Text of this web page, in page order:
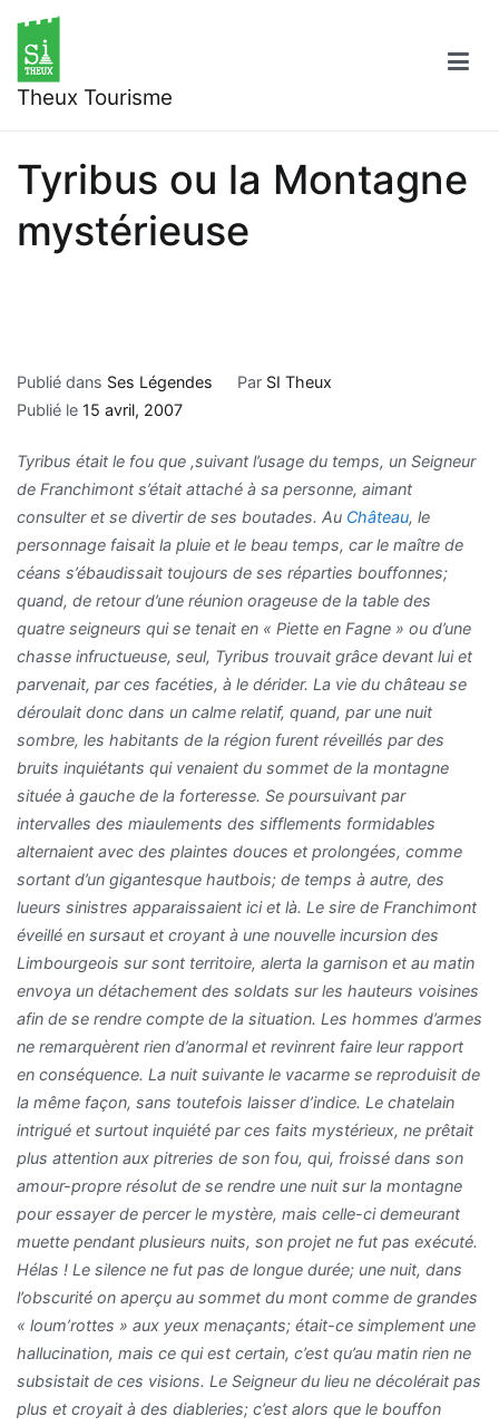
contenu
Theux Tourisme
Tyribus ou la Montagne
mystérieuse
Publié dans Ses Légendes Par SI Theux
Publié le 15 avril, 2007
Tyribus était le fou que ,suivant l’usage du temps, un Seigneur
de Franchimont s’était attaché à sa personne, aimant
consulter et se divertir de ses boutades. Au Château, le
personnage faisait la pluie et le beau temps, car le maître de
céans s’ébaudissait toujours de ses réparties bouffonnes;
quand, de retour d’une réunion orageuse de la table des
quatre seigneurs qui se tenait en « Piette en Fagne » ou d’une
chasse infructueuse, seul, Tyribus trouvait grâce devant lui et
parvenait, par ces facéties, à le dérider. La vie du château se
déroulait donc dans un calme relatif, quand, par une nuit
sombre, les habitants de la région furent réveillés par des
bruits inquiétants qui venaient du sommet de la montagne
située à gauche de la forteresse. Se poursuivant par
intervalles des miaulements des sifflements formidables
alternaient avec des plaintes douces et prolongées, comme
sortant d’un gigantesque hautbois; de temps à autre, des
lueurs sinistres apparaissaient ici et là. Le sire de Franchimont
éveillé en sursaut et croyant à une nouvelle incursion des
Limbourgeois sur sont territoire, alerta la garnison et au matin
envoya un détachement des soldats sur les hauteurs voisines
afin de se rendre compte de la situation. Les hommes d’armes
ne remarquèrent rien d’anormal et revinrent faire leur rapport
en conséquence. La nuit suivante le vacarme se reproduisit de
la même façon, sans toutefois laisser d’indice. Le chatelain
intrigué et surtout inquiété par ces faits mystérieux, ne prêtait
plus attention aux pitreries de son fou, qui, froissé dans son
amour-propre résolut de se rendre une nuit sur la montagne
pour essayer de percer le mystère, mais celle-ci demeurant
muette pendant plusieurs nuits, son projet ne fut pas exécuté.
Hélas ! Le silence ne fut pas de longue durée; une nuit, dans
l’obscurité on aperçu au sommet du mont comme de grandes
« loum’rottes » aux yeux menaçants; était-ce simplement une
hallucination, mais ce qui est certain, c’est qu’au matin rien ne
subsistait de ces visions. Le Seigneur du lieu ne décolérait pas
plus et croyait à des diableries; c’est alors que le bouffon